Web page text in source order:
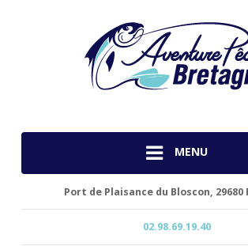
MENU
Port de Plaisance du Bloscon, 29680
02.98.69.19.40